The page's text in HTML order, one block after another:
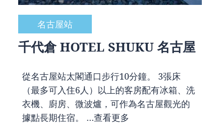
名古屋站
千代倉 HOTEL SHUKU 名古屋
從名古屋站太閣通口步行10分鐘。 3張床
（最多可入住6人）以上的客房配有冰箱、洗
衣機、廚房、微波爐，可作為名古屋觀光的
據點長期住宿。 …查看更多